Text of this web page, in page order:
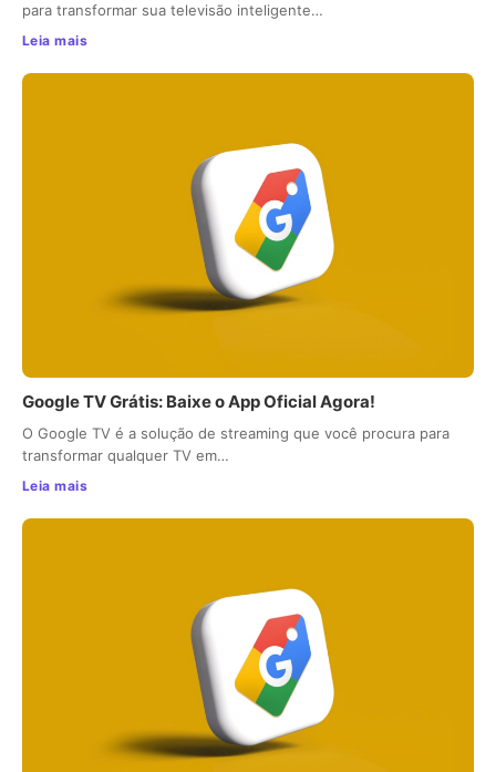
para transformar sua televisão inteligente…
Leia mais
Google TV Grátis: Baixe o App Oficial Agora!
O Google TV é a solução de streaming que você procura para
transformar qualquer TV em…
Leia mais